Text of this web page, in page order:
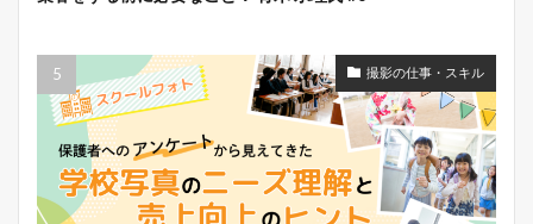
撮影の仕事・スキル